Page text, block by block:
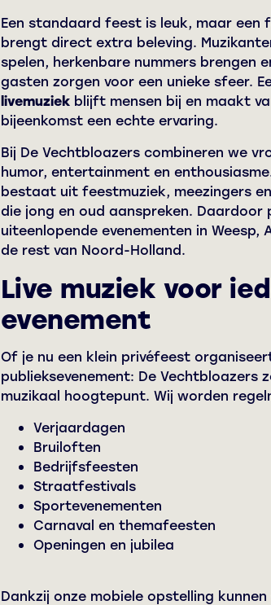
Een standaard feest is leuk, maar een
brengt direct extra beleving.
spelen, herkenbare nummers brengen
gasten zorgen voor een unieke sfeer.
livemuziekblijft mensen bij en maakt
bijeenkomst een echte ervaring.
Bij De Vechtbloazers combineren we
humor, entertainment en
bestaat uit feestmuziek, meezingers
die jong en oud aanspreken.
uiteenlopende evenementen in Weesp,
de rest van Noord-Holland.
Live muziek voor
evenement
Of je nu een klein privéfeest
publieksevenement: De Vechtbloazers
muzikaal hoogtepunt. Wij worden
Verjaardagen
Bruiloften
Bedrijfsfeesten
Straatfestivals
Sportevenementen
Carnaval en themafeesten
Openingen en jubilea
Dankzij onze mobiele opstelling